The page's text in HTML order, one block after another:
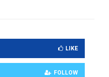
LIKE
FOLLOW